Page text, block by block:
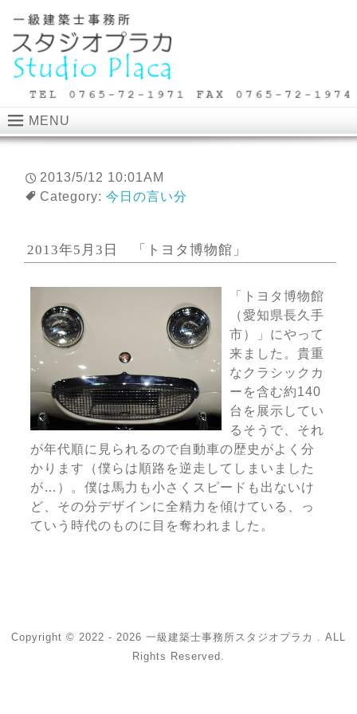
MENU
2013/5/12 10:01AM
Category: 今日の言い分
2013年5月3日 「トヨタ博物館」
「トヨタ博物館
（愛知県長久手
市）」にやって
来ました。貴重
なクラシックカ
ーを含む約140
台を展示してい
るそうで、それ
が年代順に見られるので自動車の歴史がよく分
かります（僕らは順路を逆走してしまいました
が…）。僕は馬力も小さくスピードも出ないけ
ど、その分デザインに全精力を傾けている、っ
ていう時代のものに目を奪われました。
Copyright © 2022 - 2026 一級建築士事務所スタジオプラカ . ALL
Rights Reserved.